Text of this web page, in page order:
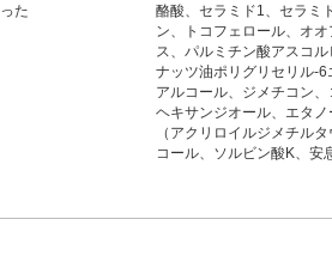
た
酪酸、セラミド1、セラミ
ン、トコフェロール、オ
ス、パルミチン酸アスコ
ナッツ油ポリグリセリル-
アルコール、ジメチコン
ヘキサンジオール、エタノ
（アクリロイルジメチル
コール、ソルビン酸K、安